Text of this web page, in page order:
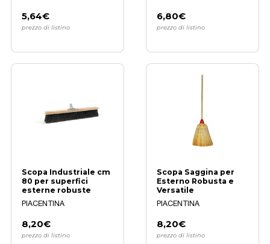
5,64€
prezzo di listino
6,80€
prezzo di listino
Scopa Industriale cm
80 per superfici
esterne robuste
PIACENTINA
8,20€
prezzo di listino
Scopa Saggina per
Esterno Robusta e
Versatile
PIACENTINA
8,20€
prezzo di listino